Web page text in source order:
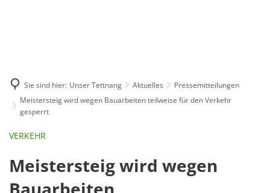
Sie sind hier: Unser Tettnang Aktuelles
Pressemitteilungen
Meistersteig wird wegen Bauarbeiten teilweise für den Verkehr
gesperrt
VERKEHR
Meistersteig wird wegen